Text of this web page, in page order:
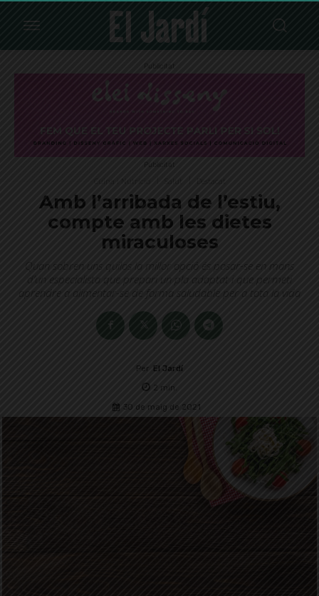
Publicitat
Publicitat
Amb l’arribada de l’estiu,
compte amb les dietes
miraculoses
Quan sobren uns quilos la millor opció és posar-se en mans
d’un especialista que prepari un pla adaptat i que permeti
aprendre a alimentar-se de forma saludable per a tota la vida
Per El Jardí
2 min.
30 de maig de 2021